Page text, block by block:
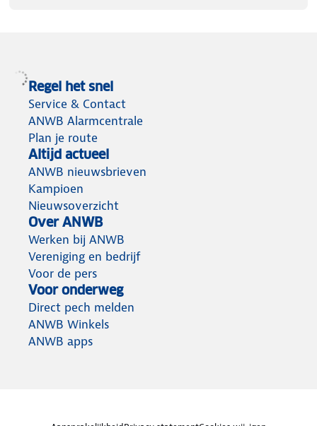
Regel het snel
Service & Contact
ANWB Alarmcentrale
Plan je route
Altijd actueel
ANWB nieuwsbrieven
Kampioen
Nieuwsoverzicht
Over ANWB
Werken bij ANWB
Vereniging en bedrijf
Voor de pers
Voor onderweg
Direct pech melden
ANWB Winkels
ANWB apps